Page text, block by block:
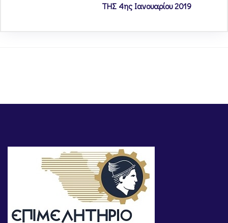
ΤΗΣ 4ης Ιανουαρίου 2019